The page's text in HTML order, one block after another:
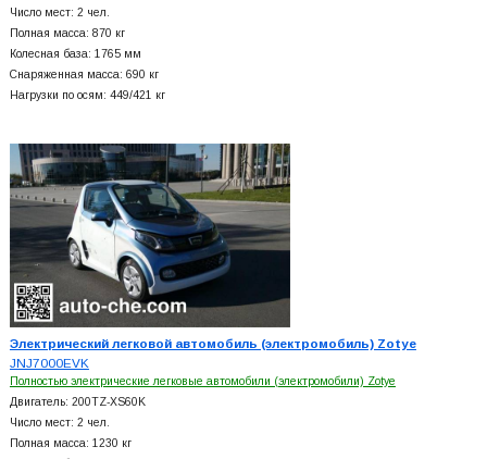
Число мест: 2 чел.
Полная масса: 870 кг
Колесная база: 1765 мм
Снаряженная масса: 690 кг
Нагрузки по осям: 449/421 кг
Электрический легковой автомобиль (электромобиль) Zotye
JNJ7000EVK
Полностью электрические легковые автомобили (электромобили) Zotye
Двигатель: 200TZ-XS60K
Число мест: 2 чел.
Полная масса: 1230 кг